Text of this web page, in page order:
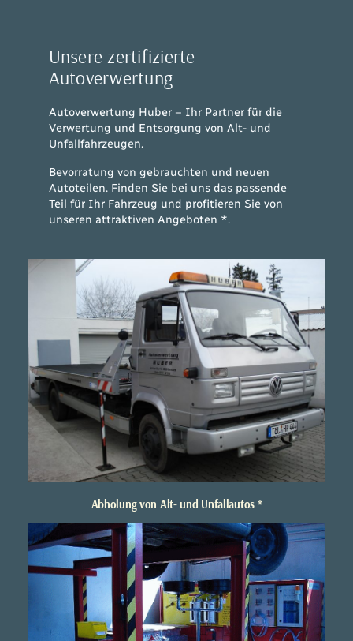
Unsere zertifizierte
Autoverwertung
Autoverwertung Huber – Ihr Partner für die
Verwertung und Entsorgung von Alt- und
Unfallfahrzeugen.
Bevorratung von gebrauchten und neuen
Autoteilen. Finden Sie bei uns das passende
Teil für Ihr Fahrzeug und profitieren Sie von
unseren attraktiven Angeboten *.
Abholung von Alt- und Unfallautos *